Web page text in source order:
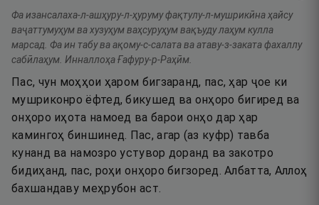
Фа изансалаха-л-ашҳуру-л-ҳуруму фақтулу-л-мушрикӣна ҳайсу
ваҷаттумуҳум ва хузуҳум ваҳсуруҳум вақъуду лаҳум кулла
марсад. Фа ин табу ва ақому-с-салата ва атаву-з-заката фахаллу
сабӣлаҳум. Инналлоҳа Ғафуру-р-Раҳӣм.
Пас, чун моҳҳои ҳаром бигзаранд, пас, ҳар ҷое ки
мушриконро ёфтед, бикушед ва онҳоро бигиред ва
онҳоро иҳота намоед ва барои онҳо дар ҳар
камингоҳ биншинед. Пас, агар (аз куфр) тавба
кунанд ва намозро устувор доранд ва закотро
бидиҳанд, пас, роҳи онҳоро бигзоред. Албатта, Аллоҳ
бахшандаву меҳрубон аст.